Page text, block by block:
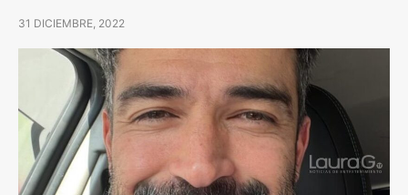
31 DICIEMBRE, 2022